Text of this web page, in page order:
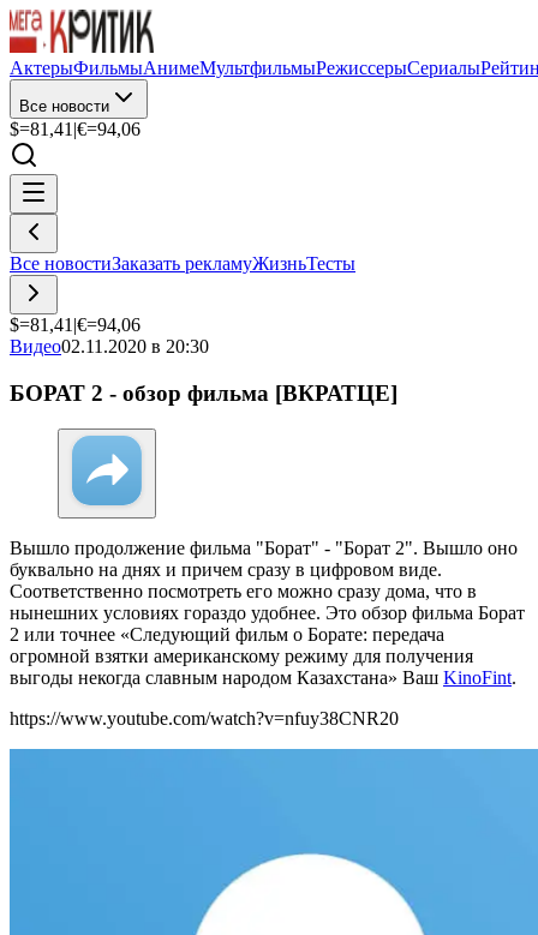
АктерыФильмыАнимеМультфильмыРежиссерыСериалы
Все новости
$=81,41 |€=94,06
Все новостиЗаказать рекламуЖизньТесты
$=81,41 |€=94,06
Видео02.11.2020 в 20:30
БОРАТ 2 - обзор фильма [ВКРАТЦЕ]
Вышло продолжение фильма "Борат" - "Борат 2". Вышло оно
буквально на днях и причем сразу в цифровом виде.
Соответственно посмотреть его можно сразу дома, что в
нынешних условиях гораздо удобнее. Это обзор фильма Борат
2 или точнее «Следующий фильм о Борате: передача
огромной взятки американскому режиму для получения
выгоды некогда славным народом Казахстана» Ваш KinoFint.
https://www.youtube.com/watch?v=nfuy38CNR20